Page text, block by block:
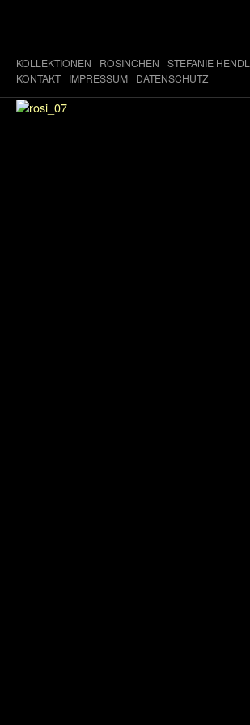
KOLLEKTIONEN ROSINCHEN
STEFANIE HENDL
KONTAKT
IMPRESSUM DATENSCHUTZ